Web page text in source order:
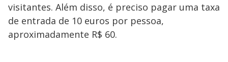
visitantes. Além disso, é preciso pagar uma taxa
de entrada de 10 euros por pessoa,
aproximadamente R$ 60.